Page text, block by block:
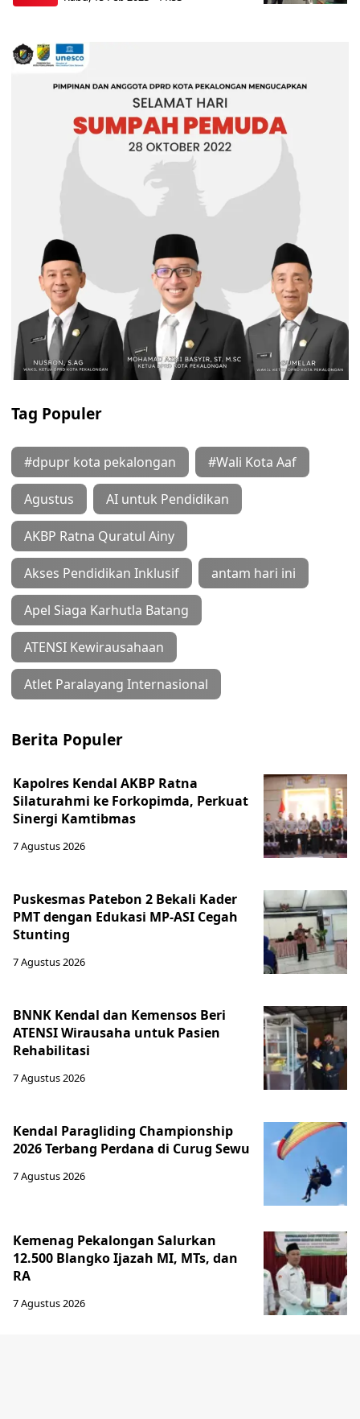
Tag Populer
#dpupr kota pekalongan #Wali Kota Aaf
Agustus AI untuk Pendidikan
AKBP Ratna Quratul Ainy
Akses Pendidikan Inklusif antam hari ini
Apel Siaga Karhutla Batang
ATENSI Kewirausahaan
Atlet Paralayang Internasional
Berita Populer
Kapolres Kendal AKBP Ratna
Silaturahmi ke Forkopimda, Perkuat
Sinergi Kamtibmas
7 Agustus 2026
Puskesmas Patebon 2 Bekali Kader
PMT dengan Edukasi MP-ASI Cegah
Stunting
7 Agustus 2026
BNNK Kendal dan Kemensos Beri
ATENSI Wirausaha untuk Pasien
Rehabilitasi
7 Agustus 2026
Kendal Paragliding Championship
2026 Terbang Perdana di Curug Sewu
7 Agustus 2026
Kemenag Pekalongan Salurkan
12.500 Blangko Ijazah MI, MTs, dan
RA
7 Agustus 2026